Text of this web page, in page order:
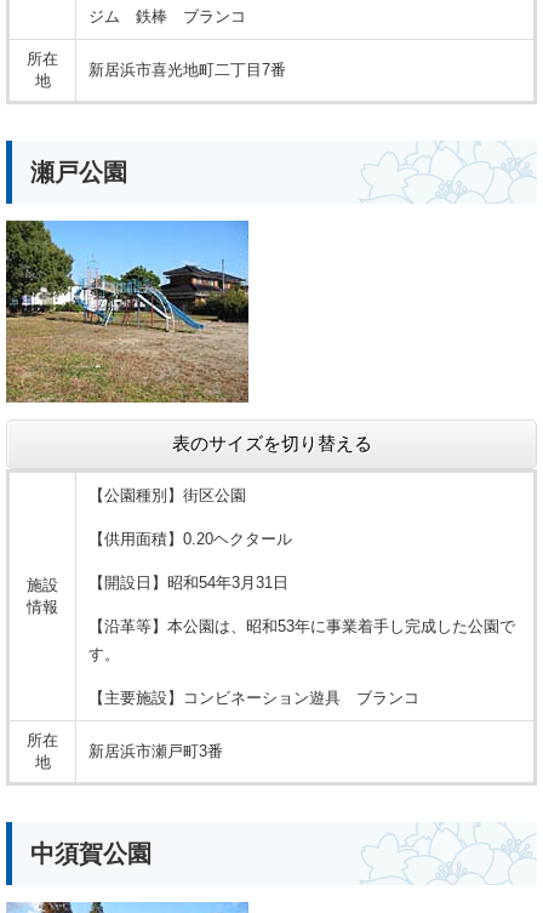
ジム 鉄棒 ブランコ
所在
地
新居浜市喜光地町二丁目7番
瀬戸公園
表のサイズを切り替える
施設
情報
【公園種別】街区公園
【供用面積】0.20ヘクタール
【開設日】昭和54年3月31日
【沿革等】本公園は、昭和53年に事業着手し完成した公園で
す。
【主要施設】コンビネーション遊具 ブランコ
所在
地
新居浜市瀬戸町3番
中須賀公園